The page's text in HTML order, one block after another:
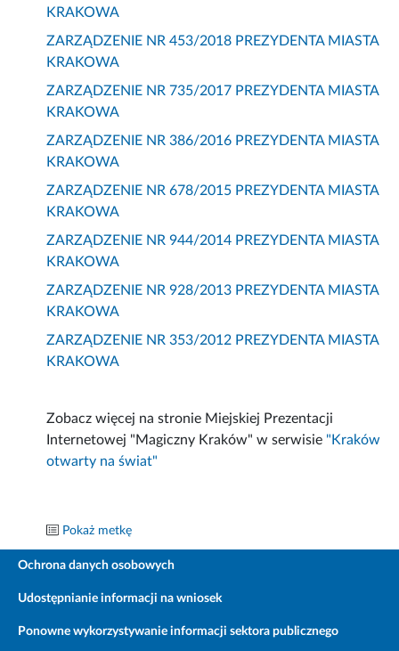
KRAKOWA
ZARZĄDZENIE NR 453/2018 PREZYDENTA MIASTA
KRAKOWA
ZARZĄDZENIE NR 735/2017 PREZYDENTA MIASTA
KRAKOWA
ZARZĄDZENIE NR 386/2016 PREZYDENTA MIASTA
KRAKOWA
ZARZĄDZENIE NR 678/2015 PREZYDENTA MIASTA
KRAKOWA
ZARZĄDZENIE NR 944/2014 PREZYDENTA MIASTA
KRAKOWA
ZARZĄDZENIE NR 928/2013 PREZYDENTA MIASTA
KRAKOWA
ZARZĄDZENIE NR 353/2012 PREZYDENTA MIASTA
KRAKOWA
Zobacz więcej na stronie Miejskiej Prezentacji
Internetowej "Magiczny Kraków" w serwisie "Kraków
otwarty na świat"
Pokaż metkę
Ochrona danych osobowych
Udostępnianie informacji na wniosek
Ponowne wykorzystywanie informacji sektora publicznego